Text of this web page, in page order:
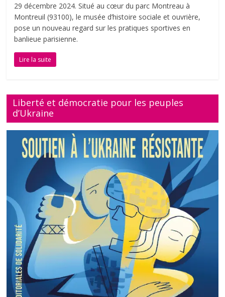
29 décembre 2024. Situé au cœur du parc Montreau à
Montreuil (93100), le musée d’histoire sociale et ouvrière,
pose un nouveau regard sur les pratiques sportives en
banlieue parisienne.
Lire la suite
Liberté et démocratie pour les peuples
d’Ukraine